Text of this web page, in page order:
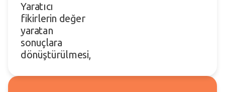
Yaratıcı
fikirlerin değer
yaratan
sonuçlara
dönüştürülmesi,